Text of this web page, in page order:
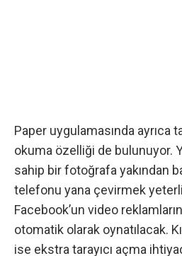
Paper uygulamasında ayrıca
okuma özelliği de bulunuyor.
sahip bir fotoğrafa yakından
telefonu yana çevirmek
Facebook’un video
otomatik olarak oynatılacak.
ise ekstra tarayıcı açma